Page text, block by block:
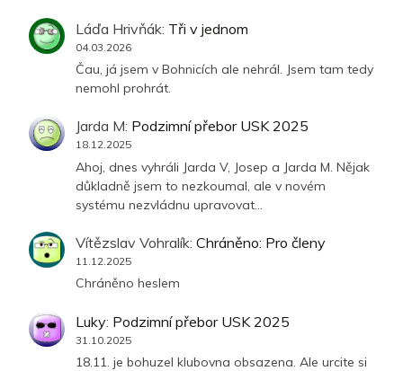
Láďa Hrivňák: Tři v jednom
04.03.2026
Čau, já jsem v Bohnicích ale nehrál. Jsem tam tedy
nemohl prohrát.
Jarda M: Podzimní přebor USK 2025
18.12.2025
Ahoj, dnes vyhráli Jarda V, Josep a Jarda M. Nějak
důkladně jsem to nezkoumal, ale v novém
systému nezvládnu upravovat…
Vítězslav Vohralík: Chráněno: Pro členy
11.12.2025
Chráněno heslem
Luky: Podzimní přebor USK 2025
31.10.2025
18.11. je bohuzel klubovna obsazena. Ale urcite si